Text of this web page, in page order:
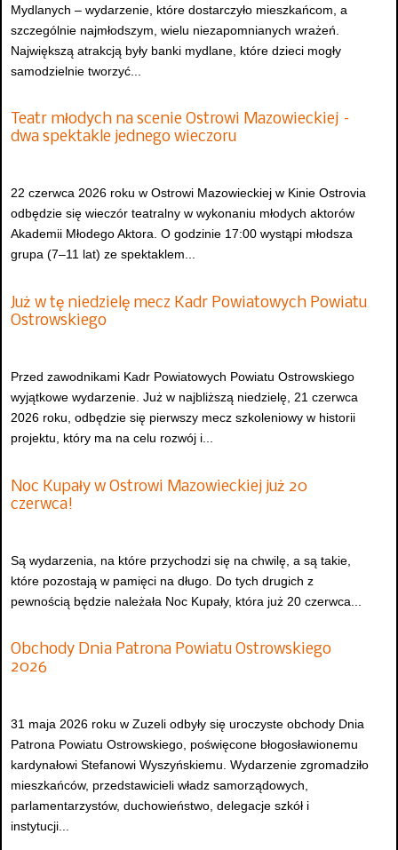
Mydlanych – wydarzenie, które dostarczyło mieszkańcom, a
szczególnie najmłodszym, wielu niezapomnianych wrażeń.
Największą atrakcją były banki mydlane, które dzieci mogły
samodzielnie tworzyć...
Teatr młodych na scenie Ostrowi Mazowieckiej –
dwa spektakle jednego wieczoru
22 czerwca 2026 roku w Ostrowi Mazowieckiej w Kinie Ostrovia
odbędzie się wieczór teatralny w wykonaniu młodych aktorów
Akademii Młodego Aktora. O godzinie 17:00 wystąpi młodsza
grupa (7–11 lat) ze spektaklem...
Już w tę niedzielę mecz Kadr Powiatowych Powiatu
Ostrowskiego
Przed zawodnikami Kadr Powiatowych Powiatu Ostrowskiego
wyjątkowe wydarzenie. Już w najbliższą niedzielę, 21 czerwca
2026 roku, odbędzie się pierwszy mecz szkoleniowy w historii
projektu, który ma na celu rozwój i...
Noc Kupały w Ostrowi Mazowieckiej już 20
czerwca!
Są wydarzenia, na które przychodzi się na chwilę, a są takie,
które pozostają w pamięci na długo. Do tych drugich z
pewnością będzie należała Noc Kupały, która już 20 czerwca...
Obchody Dnia Patrona Powiatu Ostrowskiego
2026
31 maja 2026 roku w Zuzeli odbyły się uroczyste obchody Dnia
Patrona Powiatu Ostrowskiego, poświęcone błogosławionemu
kardynałowi Stefanowi Wyszyńskiemu. Wydarzenie zgromadziło
mieszkańców, przedstawicieli władz samorządowych,
parlamentarzystów, duchowieństwo, delegacje szkół i
instytucji...